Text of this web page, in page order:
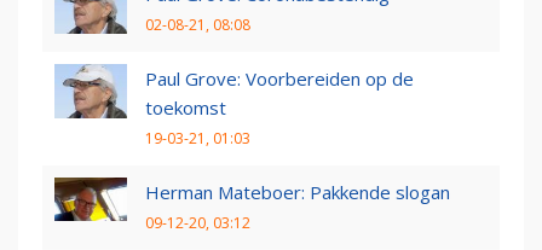
02-08-21, 08:08
Paul Grove: Voorbereiden op de
toekomst
19-03-21, 01:03
Herman Mateboer: Pakkende slogan
09-12-20, 03:12